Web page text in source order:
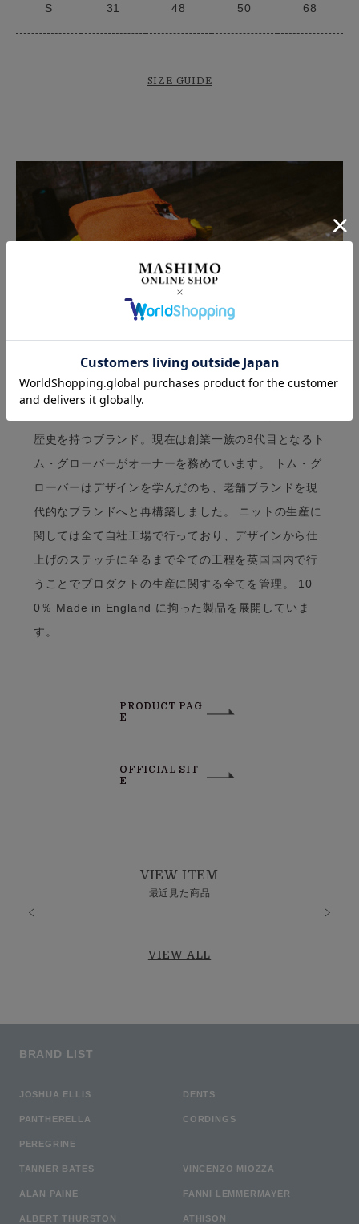
S 31 48 50 68
SIZE GUIDE
歴史を持つブランド。現在は創業一族の8代目となるト
ム・グローバーがオーナーを務めています。 トム・グ
ローバーはデザインを学んだのち、老舗ブランドを現
代的なブランドへと再構築しました。 ニットの生産に
関しては全て自社工場で行っており、デザインから仕
上げのステッチに至るまで全ての工程を英国国内で行
うことでプロダクトの生産に関する全てを管理。 10
0％ Made in England に拘った製品を展開していま
す。
PRODUCT PAG
E
OFFICIAL SIT
E
VIEW ITEM
最近見た商品
VIEW ALL
BRAND LIST
JOSHUA ELLIS DENTS
PANTHERELLA CORDINGS
PEREGRINE
TANNER BATES VINCENZO MIOZZA
ALAN PAINE FANNI LEMMERMAYER
ALBERT THURSTON ATHISON